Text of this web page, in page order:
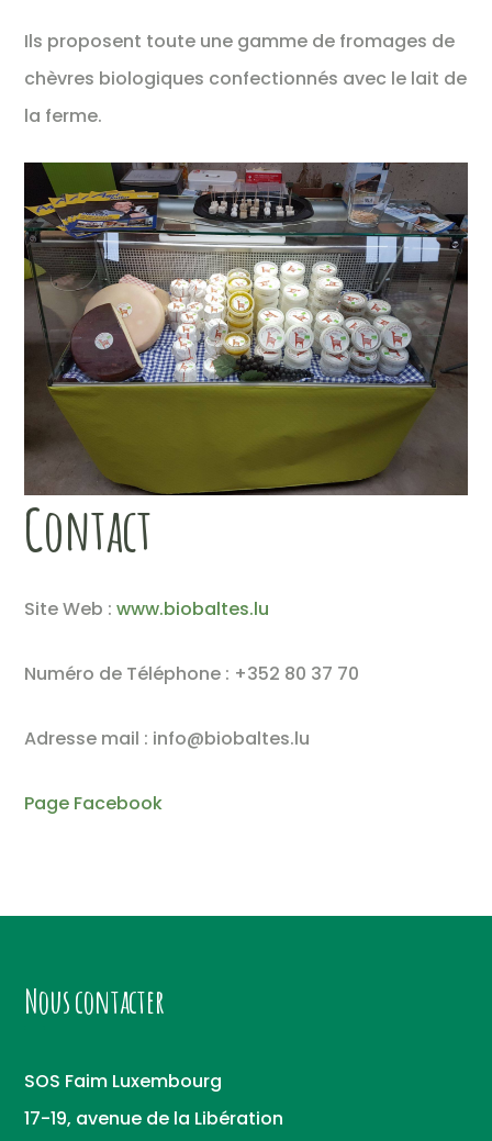
Ils proposent toute une gamme de fromages de
chèvres biologiques confectionnés avec le lait de
la ferme.
Contact
Site Web :www.biobaltes.lu
Numéro de Téléphone : +352 80 37 70
Adresse mail : info@biobaltes.lu
Page Facebook
Nous contacter
SOS Faim Luxembourg
17-19, avenue de la Libération